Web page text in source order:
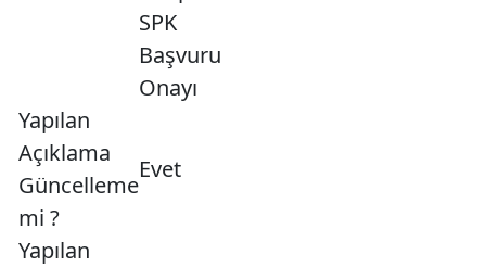
SPK
Başvuru
Onayı
Yapılan
Açıklama
Güncelleme
mi ?
Evet
Yapılan